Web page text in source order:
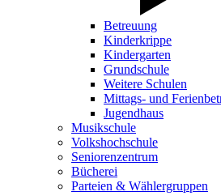
Betreuung
Kinderkrippe
Kindergarten
Grundschule
Weitere Schulen
Mittags- und
Jugendhaus
Musikschule
Volkshochschule
Seniorenzentrum
Bücherei
Parteien & Wählergruppen